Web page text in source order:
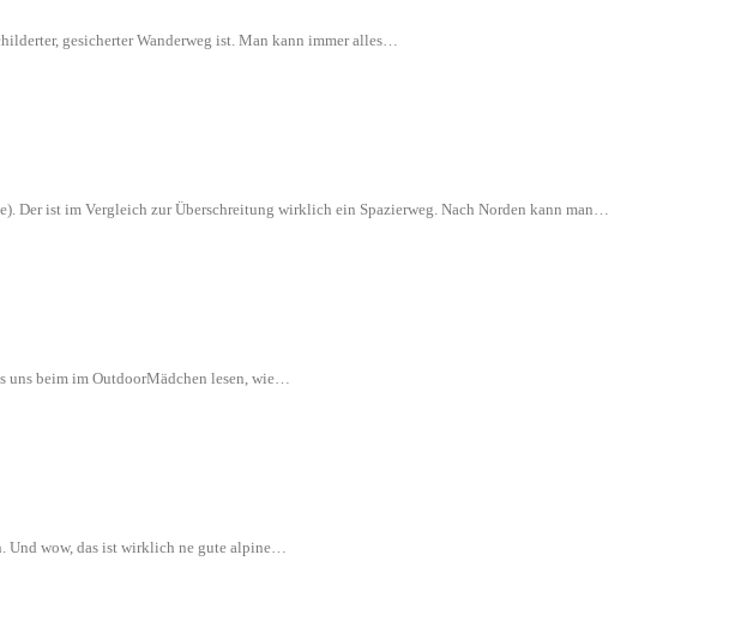
gesicherter Wanderweg ist. Man kann immer alles…
Der ist im Vergleich zur Überschreitung wirklich ein Spazierweg. Nach Norden kann man…
uns beim im OutdoorMädchen lesen, wie…
Und wow, das ist wirklich ne gute alpine…